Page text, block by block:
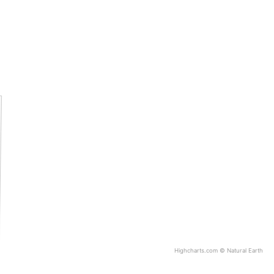
Highcharts.com © Natural Earth